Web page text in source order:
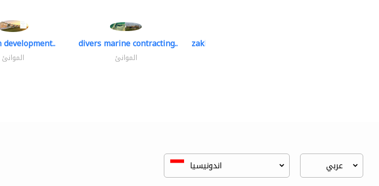
الموانئ
divers marine contracting..
الموانئ
zakher marine international..